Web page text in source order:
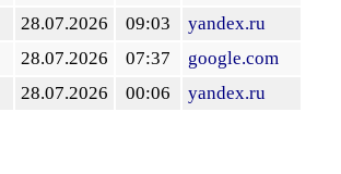
28.07.2026 09:03
yandex.ru
28.07.2026 07:37
google.com
28.07.2026 00:06 yandex.ru